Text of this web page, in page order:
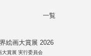
一覧
絵画大賞展 2026
大賞展 実行委員会